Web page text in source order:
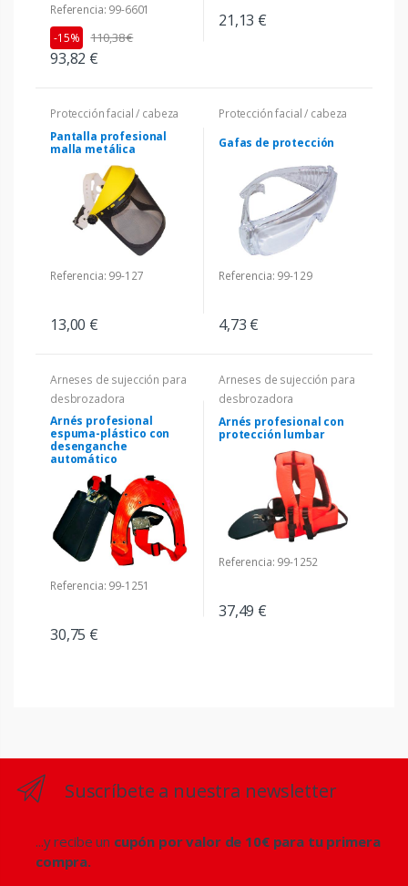
Referencia: 99-6601
93,82 €
-15% 110,38 €
21,13 €
Protección facial / cabeza
Pantalla profesional
malla metálica
Referencia: 99-127
13,00 €
Protección facial / cabeza
Gafas de protección
Referencia: 99-129
4,73 €
Arneses de sujección para
desbrozadora
Arnés profesional
espuma-plástico con
desenganche
automático
Referencia: 99-1251
30,75 €
Arneses de sujección para
desbrozadora
Arnés profesional con
protección lumbar
Referencia: 99-1252
37,49 €
Suscríbete a nuestra newsletter
...y recibe un cupón por valor de 10€ para tu primera
compra.